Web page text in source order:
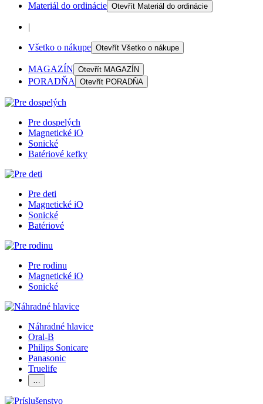
Materiál do ordinácie Otevřít Materiál do ordinácie
|
Všetko o nákupe Otevřít Všetko o nákupe
MAGAZÍN Otevřít MAGAZÍN
PORADŇA Otevřít PORADŇA
Pre dospelých
Magnetické iO
Sonické
Batériové kefky
Pre deti
Magnetické iO
Sonické
Batériové
Pre rodinu
Magnetické iO
Sonické
Náhradné hlavice
Oral-B
Philips Sonicare
Panasonic
Truelife
…